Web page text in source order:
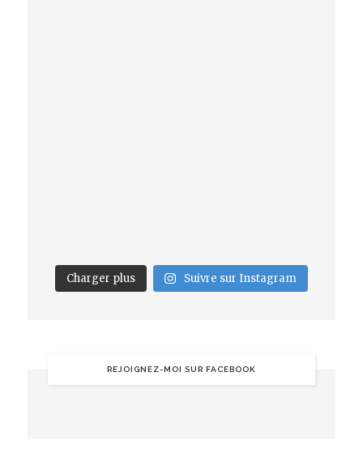
Charger plus Suivre sur Instagram
REJOIGNEZ-MOI SUR FACEBOOK